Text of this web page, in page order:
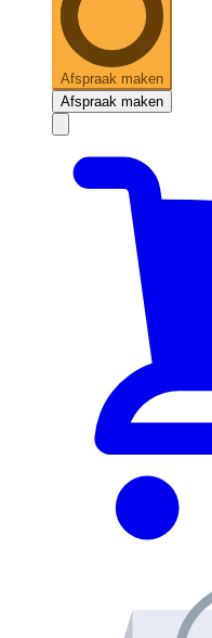
Afspraak maken
Afspraak maken